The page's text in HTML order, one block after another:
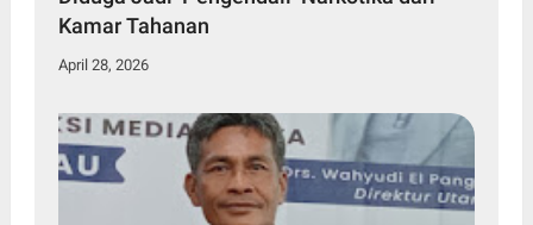
Kamar Tahanan
April 28, 2026